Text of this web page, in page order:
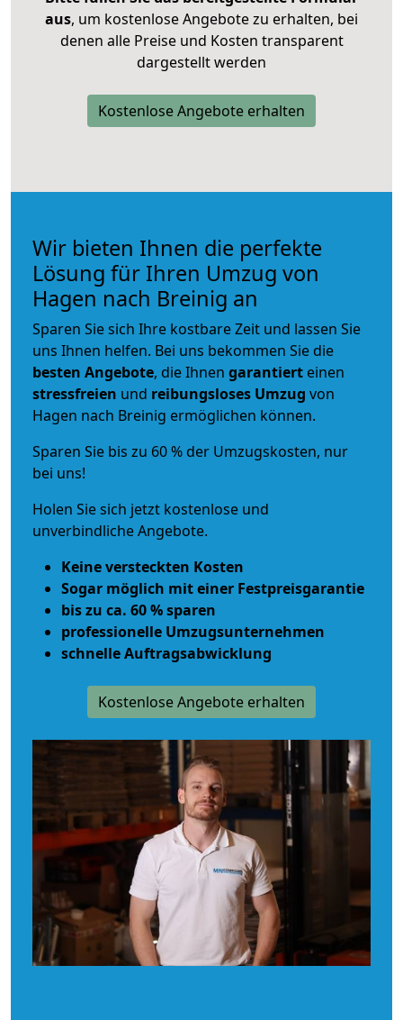
aus, um kostenlose Angebote zu erhalten, bei
denen alle Preise und Kosten transparent
dargestellt werden
Kostenlose Angebote erhalten
Wir bieten Ihnen die perfekte
Lösung für Ihren Umzug von
Hagen nach Breinig an
Sparen Sie sich Ihre kostbare Zeit und lassen Sie
uns Ihnen helfen. Bei uns bekommen Sie die
besten Angebote, die Ihnen garantiert einen
stressfreien und reibungsloses Umzug von
Hagen nach Breinig ermöglichen können.
Sparen Sie bis zu 60 % der Umzugskosten, nur
bei uns!
Holen Sie sich jetzt kostenlose und
unverbindliche Angebote.
Keine versteckten Kosten
Sogar möglich mit einer Festpreisgarantie
bis zu ca. 60 % sparen
professionelle Umzugsunternehmen
schnelle Auftragsabwicklung
Kostenlose Angebote erhalten